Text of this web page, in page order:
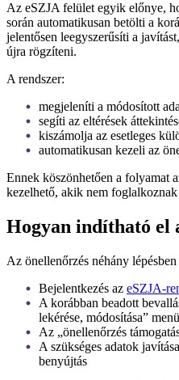
Az eSZJA felület egyik előnye,
során automatikusan betölti a
jelentősen leegyszerűsíti a
újra rögzíteni.
A rendszer:
megjeleníti a módosított
segíti az eltérések
kiszámolja az esetleges
automatikusan kezeli az
Ennek köszönhetően a folyamat
kezelhető, akik nem
Hogyan indítható el
Az önellenőrzés néhány
Bejelentkezés az eSZJA-
A korábban beadott
lekérése, módosítása”
Az „önellenőrzés
A szükséges adatok
benyújtás